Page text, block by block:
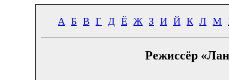
А Б В Г Д Ё Ж З И Й К Л М
Режиссёр